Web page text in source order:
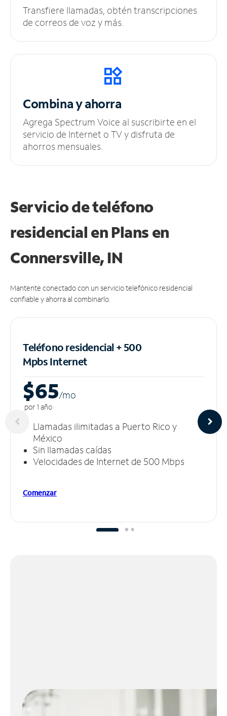
Transfiere llamadas, obtén transcripciones
de correos de voz y más.
Combina y ahorra
Agrega Spectrum Voice al suscribirte en el
servicio de Internet o TV y disfruta de
ahorros mensuales.
Servicio de teléfono
residencial en Plans en
Connersville, IN
Mantente conectado con un servicio telefónico residencial
confiable y ahorra al combinarlo.
Teléfono residencial + 500
MpbsInternet
$65/mo
por 1 año
Llamadas ilimitadas a Puerto Rico y
México
Sin llamadas caídas
Velocidades de Internet de 500 Mbps
Comenzar